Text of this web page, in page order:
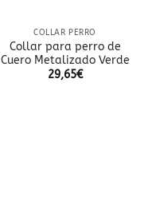
COLLAR PERRO
Collar para perro de
Cuero Metalizado Verde
29,65€